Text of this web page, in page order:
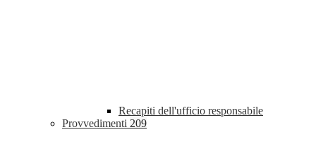
Recapiti dell'ufficio responsabile
Provvedimenti 209